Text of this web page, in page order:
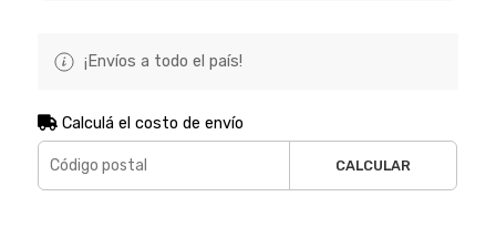
¡Envíos a todo el país!
Calculá el costo de envío
CALCULAR